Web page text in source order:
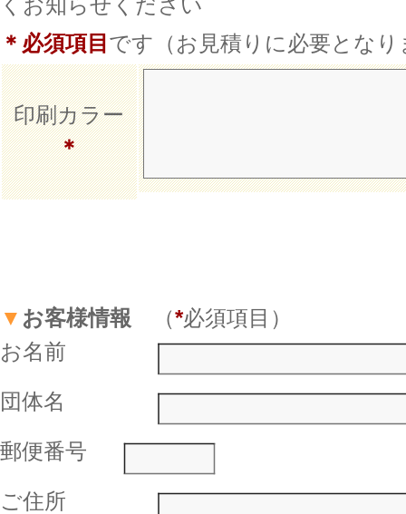
くお知らせください
＊ 必須項目 です（お見積りに必要となり
印刷カラー
＊
▼ お客様情報 （*必須項目）
お名前
団体名
郵便番号
ご住所